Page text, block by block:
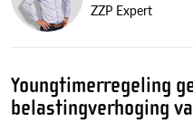
ZZP Expert
Youngtimerregeling
belastingverhoging